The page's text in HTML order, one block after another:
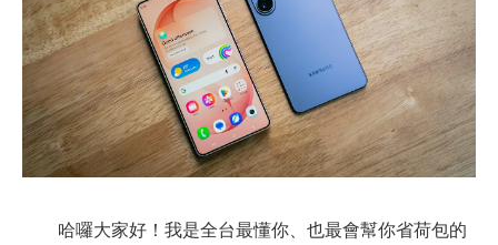
哈囉大家好！我是全台最懂你、也最會幫你省荷包的